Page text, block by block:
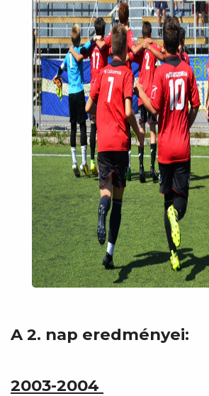
A 2. nap eredményei:
2003-2004